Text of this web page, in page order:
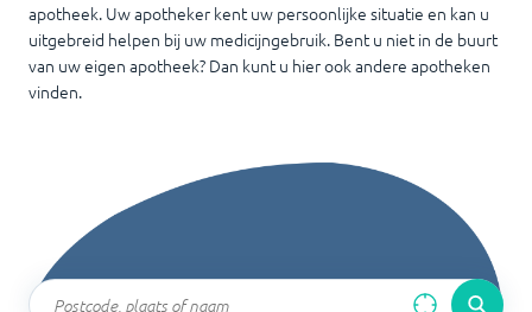
apotheek. Uw apotheker kent uw persoonlijke situatie en kan u
uitgebreid helpen bij uw medicijngebruik. Bent u niet in de buurt
van uw eigen apotheek? Dan kunt u hier ook andere apotheken
vinden.